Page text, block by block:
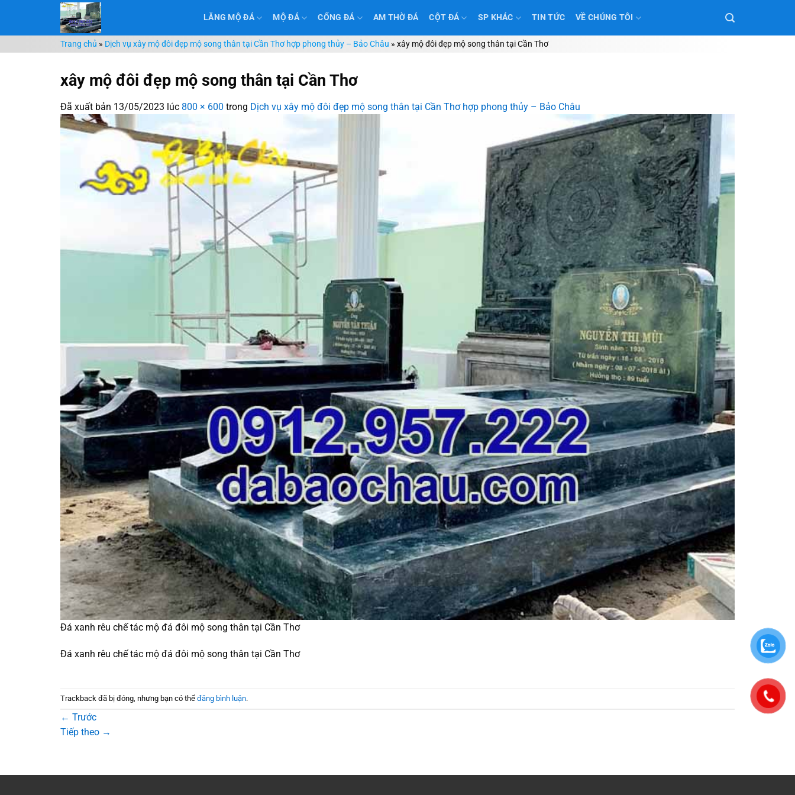
nội
dung
LĂNG MỘ ĐÁ MỘ ĐÁ CỔNG ĐÁ AM THỜ ĐÁ CỘT ĐÁ SP KHÁC TIN TỨC VỀ CHÚNG TÔI
Trang chủ » Dịch vụ xây mộ đôi đẹp mộ song thân tại Cần Thơ hợp phong thủy – Bảo Châu » xây mộ đôi đẹp mộ song thân tại Cần Thơ
xây mộ đôi đẹp mộ song thân tại Cần Thơ
Đã xuất bản 13/05/2023 lúc 800 × 600 trong Dịch vụ xây mộ đôi đẹp mộ song thân tại Cần Thơ hợp phong thủy – Bảo Châu
Đá xanh rêu chế tác mộ đá đôi mộ song thân tại Cần Thơ
Đá xanh rêu chế tác mộ đá đôi mộ song thân tại Cần Thơ
Trackback đã bị đóng, nhưng bạn có thể đăng bình luận.
← Trước
Tiếp theo →